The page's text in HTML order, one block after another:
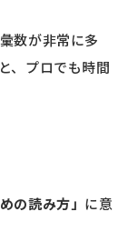
数が非常に多
、プロでも時間
の読み方」 に意